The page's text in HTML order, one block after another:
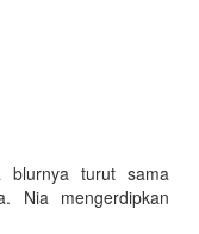
blurnya turut sama
Nia mengerdipkan